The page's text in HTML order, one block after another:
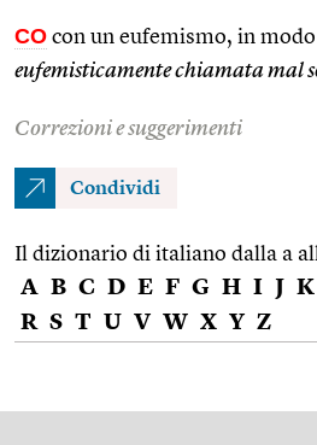
CO con un eufemismo, in
eufemisticamente chiamata mal
Correzioni e suggerimenti
Condividi
Il dizionario di italiano dalla a
A B C D E F G H I J K
R S T U V W X Y Z